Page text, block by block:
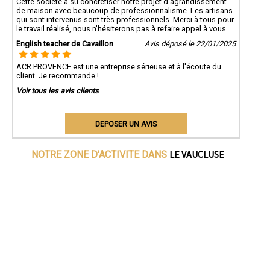
de maison avec beaucoup de professionnalisme. Les artisans
qui sont intervenus sont très professionnels. Merci à tous pour
le travail réalisé, nous n'hésiterons pas à refaire appel à vous
English teacher de Cavaillon
Avis déposé le 22/01/2025
ACR PROVENCE est une entreprise sérieuse et à l'écoute du
client. Je recommande !
Voir tous les avis clients
DEPOSER UN AVIS
NOTRE ZONE D'ACTIVITE DANS LE VAUCLUSE